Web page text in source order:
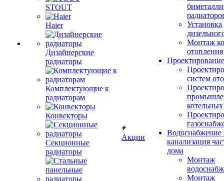
STOUT
Haier
Дизайнерские
радиаторы
Комплектующие к
радиаторам
Конвекторы
Секционные
радиаторы
Акции
Установка
Монтаж
отопления
Проектирование
систем
котельных
Водоснабжение
канализация
дома
Монтаж
Монтаж